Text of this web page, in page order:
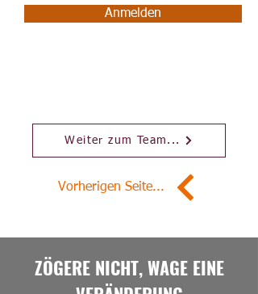
Anmelden
Weiter zum Team...
Vorherigen Seite...
ZÖGERE NICHT, WAGE EINE